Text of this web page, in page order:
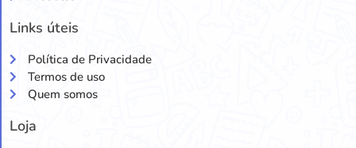
Links úteis
Política de Privacidade
Termos de uso
Quem somos
Loja